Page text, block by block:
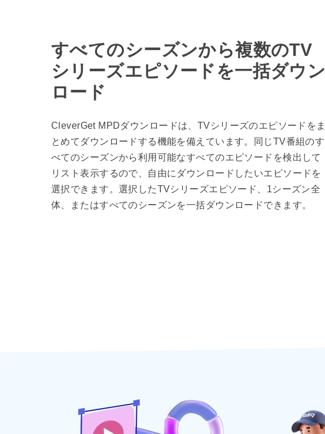
すべてのシーズンから複数のTV
シリーズエピソードを一括ダウン
ロード
CleverGet MPDダウンロードは、TVシリーズのエピソードをま
とめてダウンロードする機能を備えています。同じTV番組のす
べてのシーズンから利用可能なすべてのエピソードを検出して
リスト表示するので、自由にダウンロードしたいエピソードを
選択できます。選択したTVシリーズエピソード、1シーズン全
体、またはすべてのシーズンを一括ダウンロードできます。